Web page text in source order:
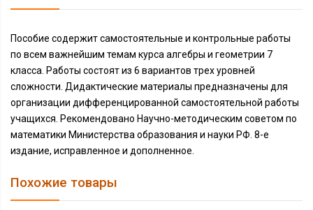
Пособие содержит самостоятельные и контрольные работы
по всем важнейшим темам курса алгебры и геометрии 7
класса. Работы состоят из 6 вариантов трех уровней
сложности. Дидактические материалы предназначены для
организации дифференцированной самостоятельной работы
учащихся. Рекомендовано Научно-методическим советом по
математики Министерства образования и науки РФ. 8-е
издание, исправленное и дополненное.
Похожие товары